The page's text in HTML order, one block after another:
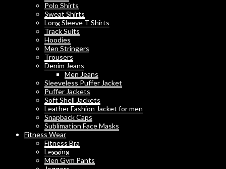
Polo Shirts
Sweat Shirts
Long Sleeve T Shirts
Track Suits
Hoodies
Men Stringers
Trousers
Denim Jeans
Men Jeans
Sleeveless Puffer Jacket
Puffer Jackets
Soft Shell Jackets
Leather Fashion Jacket for men
Snapback Caps
Sublimation Face Masks
Fitness Wear
Fitness Bra
Legging
Men Gym Pants